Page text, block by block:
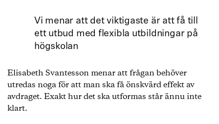
Vi menar att det viktigaste är att få till
ett utbud med flexibla utbildningar på
högskolan
Elisabeth Svantesson menar att frågan behöver
utredas noga för att man ska få önskvärd effekt av
avdraget. Exakt hur det ska utformas står ännu inte
klart.